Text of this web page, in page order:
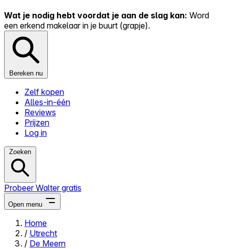
Wat je nodig hebt voordat je aan de slag kan: Word
een erkend makelaar in je buurt (grapje).
Bereken nu
Zelf kopen
Alles-in-één
Reviews
Prijzen
Log in
Zoeken
Probeer Walter gratis
Open menu
Close menu
Home
/ Utrecht
/ De Meern